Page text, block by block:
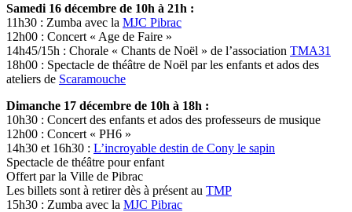
Samedi 16 décembre de 10h à 21h :
11h30 : Zumba avec la MJC Pibrac
12h00 : Concert « Age de Faire »
14h45/15h : Chorale « Chants de Noël » de l’association TMA31
18h00 : Spectacle de théâtre de Noël par les enfants et ados des
ateliers de Scaramouche
Dimanche 17 décembre de 10h à 18h :
10h30 : Concert des enfants et ados des professeurs de musique
12h00 : Concert « PH6 »
14h30 et 16h30 : L’incroyable destin de Cony le sapin
Spectacle de théâtre pour enfant
Offert par la Ville de Pibrac
Les billets sont à retirer dès à présent au TMP
15h30 : Zumba avec la MJC Pibrac